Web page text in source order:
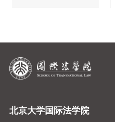
北京大学国际法学院